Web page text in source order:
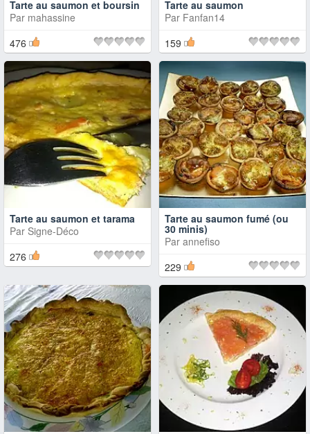
Tarte au saumon et boursin
Par mahassine
476
Tarte au saumon
Par Fanfan14
159
Tarte au saumon et tarama
Par Signe-Déco
276
Tarte au saumon fumé (ou
30 minis)
Par annefiso
229